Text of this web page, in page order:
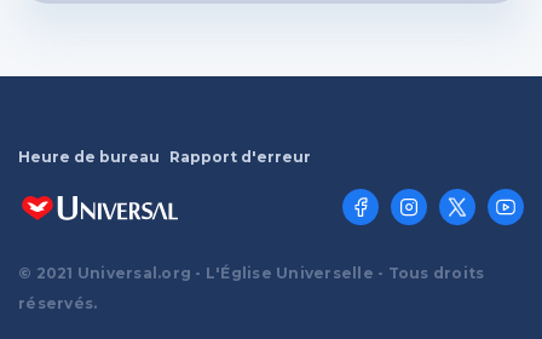
© 2021 Universal.org - L'Église Universelle - Tous droits
réservés.
Heure de bureau Rapport d'erreur